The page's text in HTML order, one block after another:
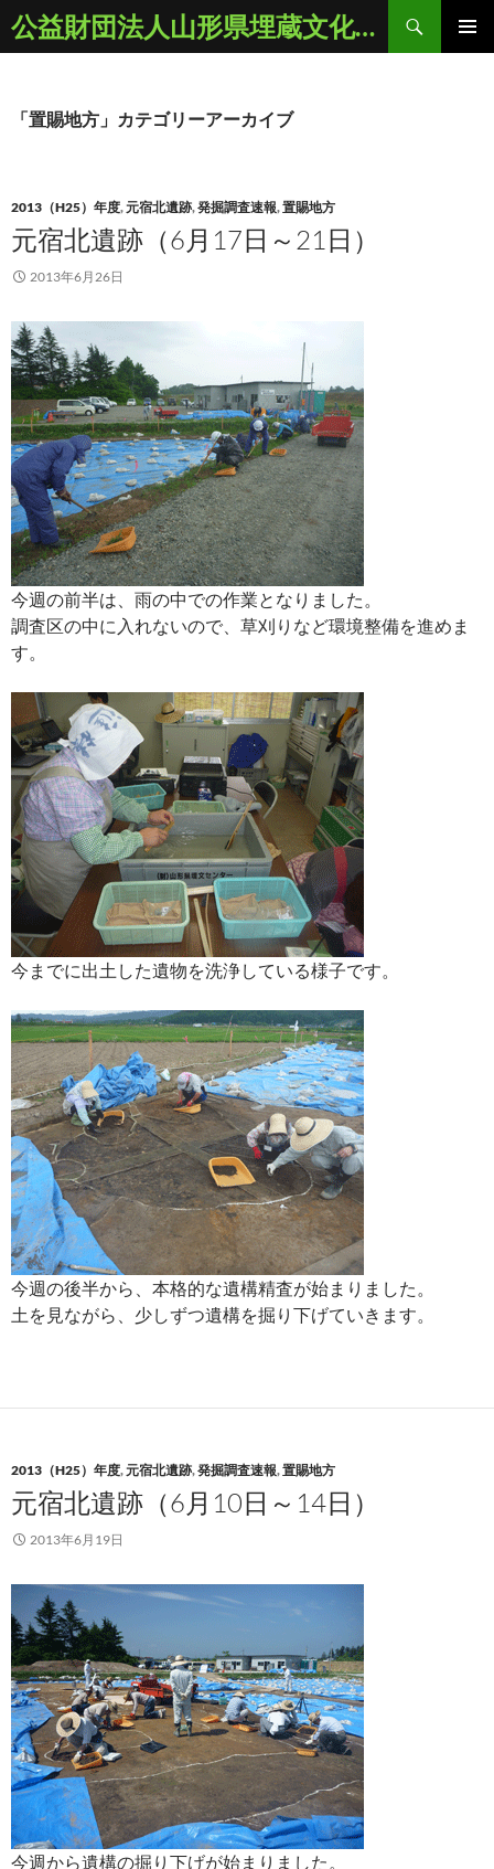
ン
ッ
プ
公益財団法人山形県埋蔵文化財センター
検
索
「置賜地方」カテゴリーアーカイブ
2013（H25）年度,元宿北遺跡,発掘調査速報,置賜地方
元宿北遺跡（6月17日～21日）
2013年6月26日
今週の前半は、雨の中での作業となりました。
調査区の中に入れないので、草刈りなど環境整備を進めま
す。
今までに出土した遺物を洗浄している様子です。
今週の後半から、本格的な遺構精査が始まりました。
土を見ながら、少しずつ遺構を掘り下げていきます。
2013（H25）年度,元宿北遺跡,発掘調査速報,置賜地方
元宿北遺跡（6月10日～14日）
2013年6月19日
今週から遺構の掘り下げが始まりました。